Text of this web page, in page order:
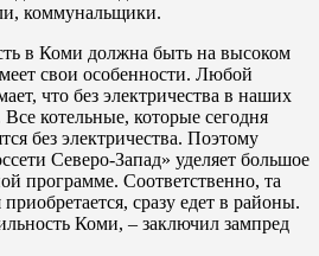
коммунальщики.
в Коми должна быть на высоком
свои особенности. Любой
что без электричества в наших
котельные, которые сегодня
без электричества. Поэтому
Северо-Запад» уделяет большое
программе. Соответственно, та
сразу едет в районы.
Коми, – заключил зампред